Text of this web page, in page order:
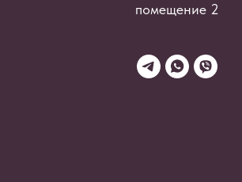
помещение 2